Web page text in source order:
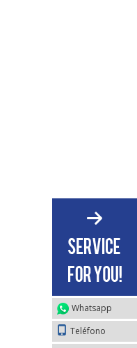
Whatsapp
Teléfono